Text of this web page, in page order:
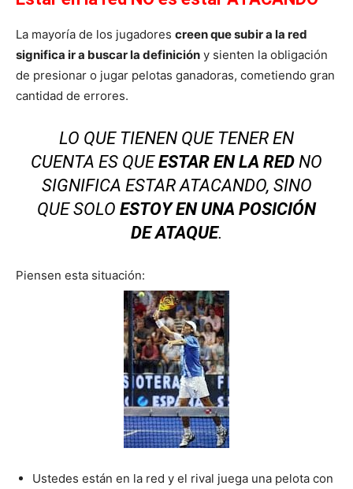
La mayoría de los jugadores creen que subir a la red
significa ir a buscar la definición y sienten la obligación
de presionar o jugar pelotas ganadoras, cometiendo gran
cantidad de errores.
LO QUE TIENEN QUE TENER EN
CUENTA ES QUEESTAR EN LA RED NO
SIGNIFICA ESTAR ATACANDO, SINO
QUE SOLO ESTOY EN UNA POSICIÓN
DE ATAQUE.
Piensen esta situación:
Ustedes están en la red y el rival juega una pelota con